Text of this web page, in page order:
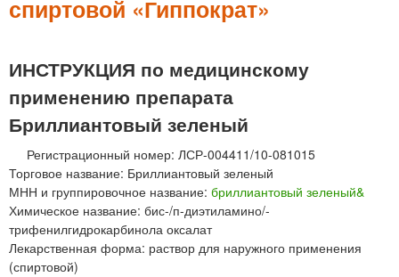
спиртовой «Гиппократ»
ИНСТРУКЦИЯ по медицинскому
применению препарата
Бриллиантовый зеленый
Регистрационный номер: ЛСР-004411/10-081015
Торговое название: Бриллиантовый зеленый
МНН и группировочное название: бриллиантовый зеленый&
Химическое название: бис-/п-диэтиламино/-
трифенилгидрокарбинола оксалат
Лекарственная форма: раствор для наружного применения
(спиртовой)